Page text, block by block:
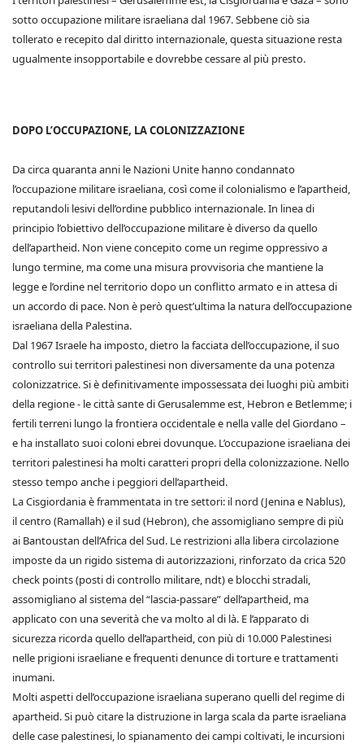
sotto occupazione militare israeliana dal 1967. Sebbene ciò sia
tollerato e recepito dal diritto internazionale, questa situazione resta
ugualmente insopportabile e dovrebbe cessare al più presto.
DOPO L’OCCUPAZIONE, LA COLONIZZAZIONE
Da circa quaranta anni le Nazioni Unite hanno condannato
l’occupazione militare israeliana, così come il colonialismo e l’apartheid,
reputandoli lesivi dell’ordine pubblico internazionale. In linea di
principio l’obiettivo dell’occupazione militare è diverso da quello
dell’apartheid. Non viene concepito come un regime oppressivo a
lungo termine, ma come una misura provvisoria che mantiene la
legge e l’ordine nel territorio dopo un conflitto armato e in attesa di
un accordo di pace. Non è però quest’ultima la natura dell’occupazione
israeliana della Palestina.
Dal 1967 Israele ha imposto, dietro la facciata dell’occupazione, il suo
controllo sui territori palestinesi non diversamente da una potenza
colonizzatrice. Si è definitivamente impossessata dei luoghi più ambiti
della regione - le città sante di Gerusalemme est, Hebron e Betlemme; i
fertili terreni lungo la frontiera occidentale e nella valle del Giordano –
e ha installato suoi coloni ebrei dovunque. L’occupazione israeliana dei
territori palestinesi ha molti caratteri propri della colonizzazione. Nello
stesso tempo anche i peggiori dell’apartheid.
La Cisgiordania è frammentata in tre settori: il nord (Jenina e Nablus),
il centro (Ramallah) e il sud (Hebron), che assomigliano sempre di più
ai Bantoustan dell’Africa del Sud. Le restrizioni alla libera circolazione
imposte da un rigido sistema di autorizzazioni, rinforzato da crica 520
check points (posti di controllo militare, ndt) e blocchi stradali,
assomigliano al sistema del “lascia-passare” dell’apartheid, ma
applicato con una severità che va molto al di là. E l’apparato di
sicurezza ricorda quello dell’apartheid, con più di 10.000 Palestinesi
nelle prigioni israeliane e frequenti denunce di torture e trattamenti
inumani.
Molti aspetti dell’occupazione israeliana superano quelli del regime di
apartheid. Si può citare la distruzione in larga scala da parte israeliana
delle case palestinesi, lo spianamento dei campi coltivati, le incursioni